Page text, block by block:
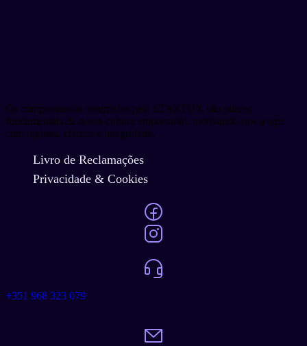
Os compromissos assumidos pela STARTUX são pilares
fundamentais da nossa cultura empresarial, motivando-nos a agir
com rapidez, clareza e integridade.
Livro de Reclamações
Privacidade & Cookies
+351 968 323 079